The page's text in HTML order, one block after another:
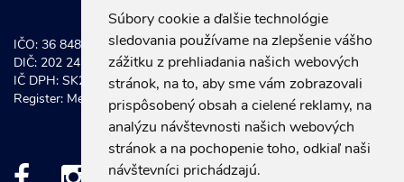
Súbory cookie a ďalšie technológie
sledovania používame na zlepšenie vášho
zážitku z prehliadania našich webových
stránok, na to, aby sme vám zobrazovali
prispôsobený obsah a cielené reklamy, na
analýzu návštevnosti našich webových
stránok a na pochopenie toho, odkiaľ naši
návštevníci prichádzajú.
IČO: 36 848 921
DIČ: 202 247 0934
IČ DPH: SK202 247 0934
Register: Mestský súd Košice, Odd. Sro vložka č.: 20581/V